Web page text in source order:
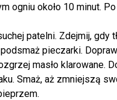
ogniu około 10 minut.
patelni. Zdejmij, gdy
pieczarki.
masło klarowane.
Smaż, aż zmniejszą